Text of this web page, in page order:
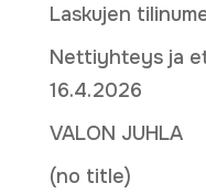
Laskujen
Nettiyhteys ja
16.4.2026
VALON JUHLA
(no title)